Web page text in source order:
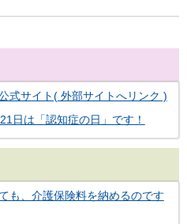
式サイト( 外部サイトへリンク )
日は「認知症の日」です！
も、介護保険料を納めるのです